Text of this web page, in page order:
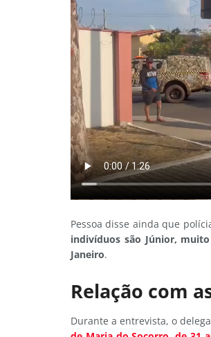
Pessoa disse ainda que
indivíduos são Júnior,
Janeiro.
Relação com
Durante a entrevista, o